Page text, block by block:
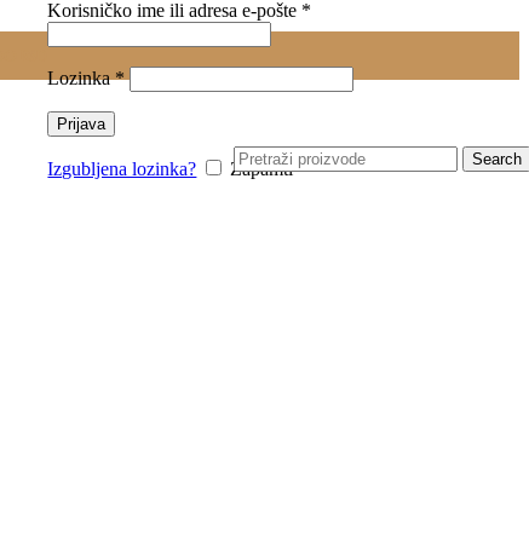
Korisničko ime ili adresa e-pošte *
Lozinka*Obavezno
Prijava
Izgubljena lozinka? Zapamti Search